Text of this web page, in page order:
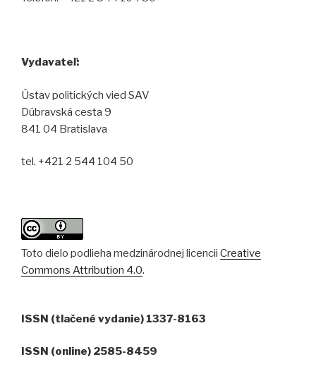
Vydavateľ:
Ústav politických vied SAV
Dúbravská cesta 9
841 04 Bratislava
tel. +421 2 544 104 50
Toto dielo podlieha medzinárodnej licencii Creative
Commons Attribution 4.0.
ISSN (tlačené vydanie) 1337-8163
ISSN (online) 2585-8459